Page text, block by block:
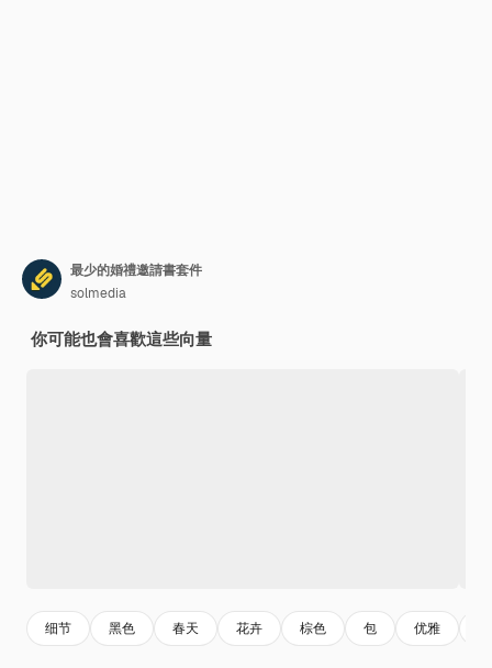
最少的婚禮邀請書套件
solmedia
你可能也會喜歡這些向量
细节 黑色 春天 花卉 棕色 包 优雅